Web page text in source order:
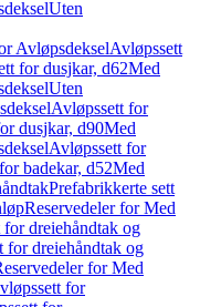
Uten
AvløpsdekselAvløpssett
for dusjkar, d62Med
Uten
Avløpssett for
dusjkar, d90Med
Avløpssett for
badekar, d52Med
Prefabrikkerte sett
Reservedeler for Med
dreiehåndtak og
for dreiehåndtak og
for Med
for